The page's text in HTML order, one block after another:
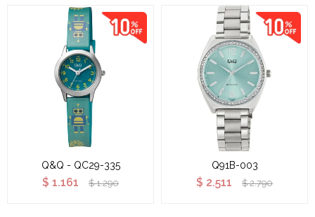
Q&Q - QC29-335
$ 1.161 $ 1.290
Q91B-003
$ 2.511 $ 2.790